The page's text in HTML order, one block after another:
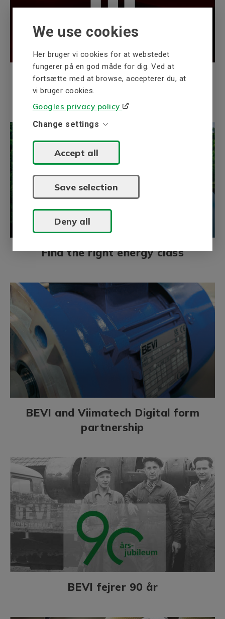
We use cookies
Her bruger vi cookies for at webstedet
fungerer på en god måde for dig. Ved at
fortsætte med at browse, accepterer du, at
vi bruger cookies.
Googles privacy policy
Change settings
Accept all
Save selection
Deny all
Mød os på HI Tech & Industry
Scandinavia
Find the right energy class
BEVI and Viimatech Digital form
partnership
BEVI fejrer 90 år